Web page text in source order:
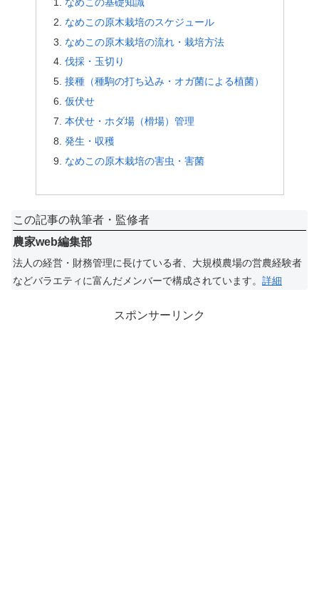
なめこの原木栽培のスケジュール
なめこの原木栽培の流れ・栽培方法
伐採・玉切り
接種（種駒の打ち込み・オガ菌による植菌）
仮伏せ
本伏せ・ホダ場（榾場）管理
発生・収穫
なめこの原木栽培の害虫・害菌
この記事の執筆者・監修者
農家web編集部
法人の経営・財務管理に長けている者、大規模農場の営農経験者
などバラエティに富んだメンバーで構成されています。 詳細
スポンサーリンク